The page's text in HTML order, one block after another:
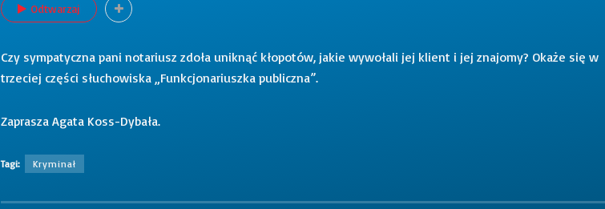
Odtwarzaj
Czy sympatyczna pani notariusz zdoła uniknąć kłopotów, jakie wywołali jej klient i jej znajomy? Okaże się w
trzeciej części słuchowiska „Funkcjonariuszka publiczna”.
Zaprasza Agata Koss-Dybała.
Tagi: Kryminał